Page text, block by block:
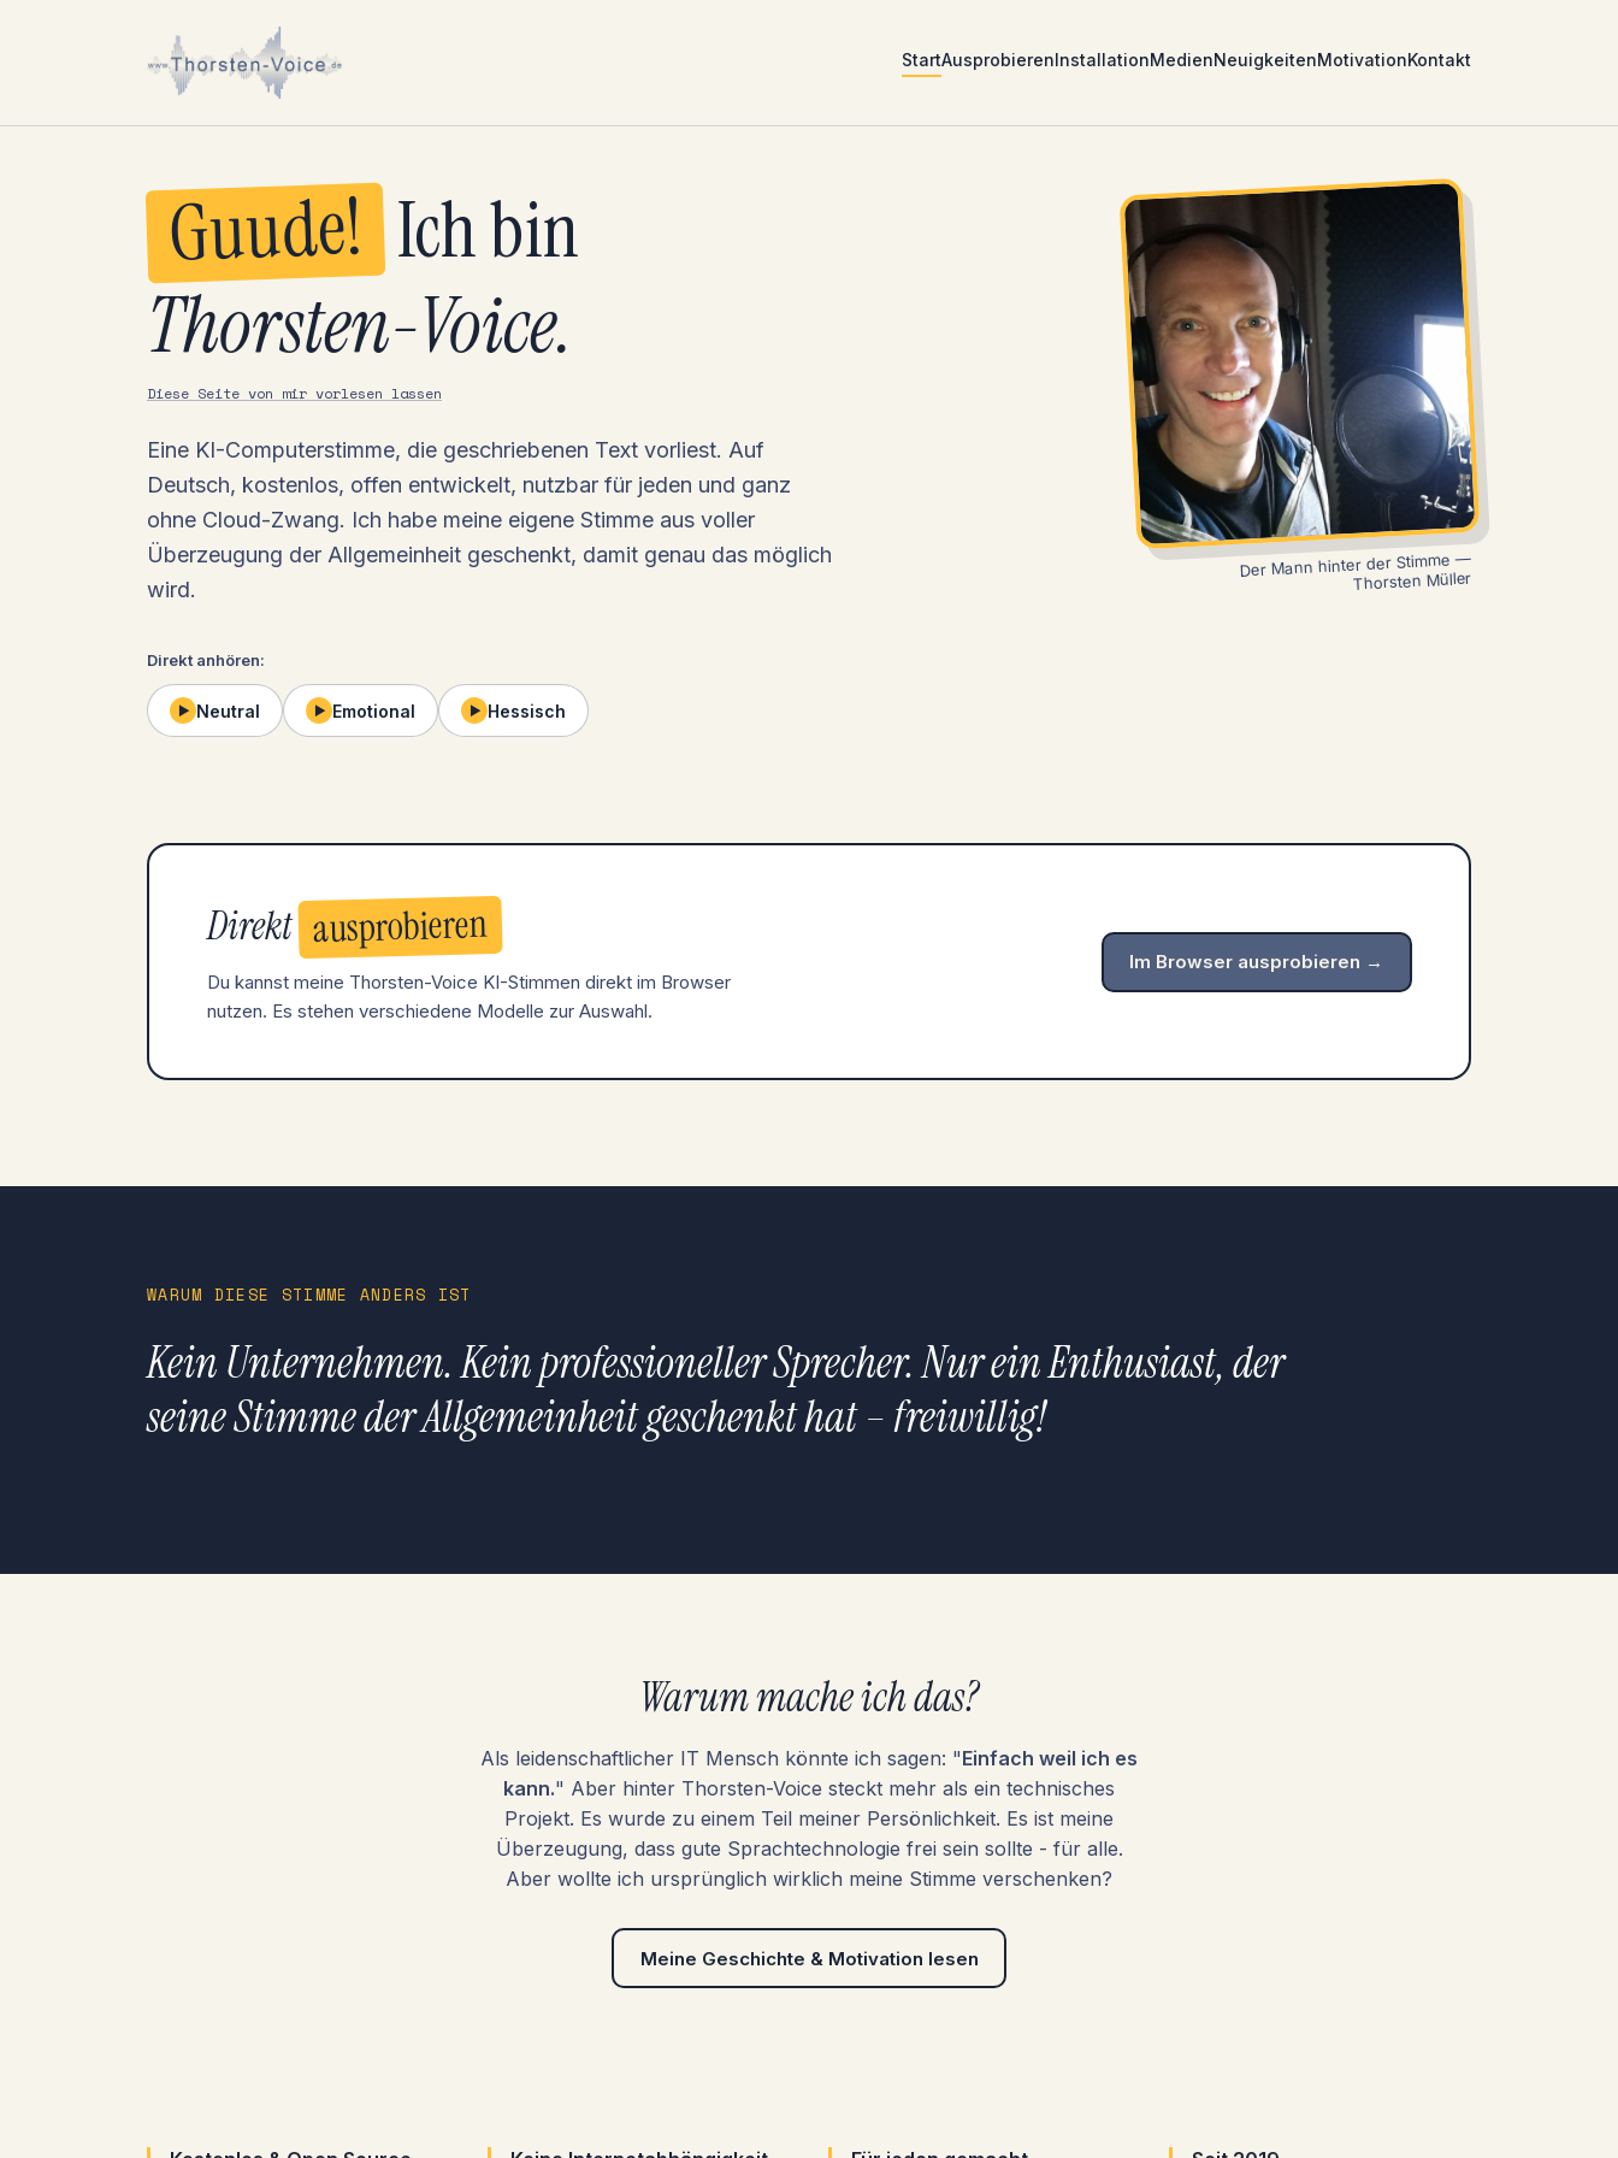
StartAusprobierenInstallationMedienNeuigkeitenMotivationKontakt
Guude! Ich bin
Thorsten-Voice.
Diese Seite von mir vorlesen lassen
Eine KI-Computerstimme, die geschriebenen Text vorliest. Auf
Deutsch, kostenlos, offen entwickelt, nutzbar für jeden und ganz
ohne Cloud-Zwang. Ich habe meine eigene Stimme aus voller
Überzeugung der Allgemeinheit geschenkt, damit genau das möglich
wird.
Direkt anhören:
▶ Neutral ▶ Emotional ▶ Hessisch
Der Mann hinter der Stimme —
Thorsten Müller
Direkt ausprobieren
Du kannst meine Thorsten-Voice KI-Stimmen direkt im Browser
nutzen. Es stehen verschiedene Modelle zur Auswahl.
Im Browser ausprobieren →
WARUM DIESE STIMME ANDERS IST
Kein Unternehmen. Kein professioneller Sprecher. Nur ein Enthusiast, der
seine Stimme der Allgemeinheit geschenkt hat – freiwillig!
Warum mache ich das?
Als leidenschaftlicher IT Mensch könnte ich sagen: "Einfach weil ich es
kann." Aber hinter Thorsten-Voice steckt mehr als ein technisches
Projekt. Es wurde zu einem Teil meiner Persönlichkeit. Es ist meine
Überzeugung, dass gute Sprachtechnologie frei sein sollte - für alle.
Aber wollte ich ursprünglich wirklich meine Stimme verschenken?
Meine Geschichte & Motivation lesen